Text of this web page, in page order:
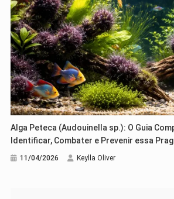
Alga Peteca (Audouinella sp.): O Guia Completo para
Identificar, Combater e Prevenir essa
11/04/2026 Keylla Oliver